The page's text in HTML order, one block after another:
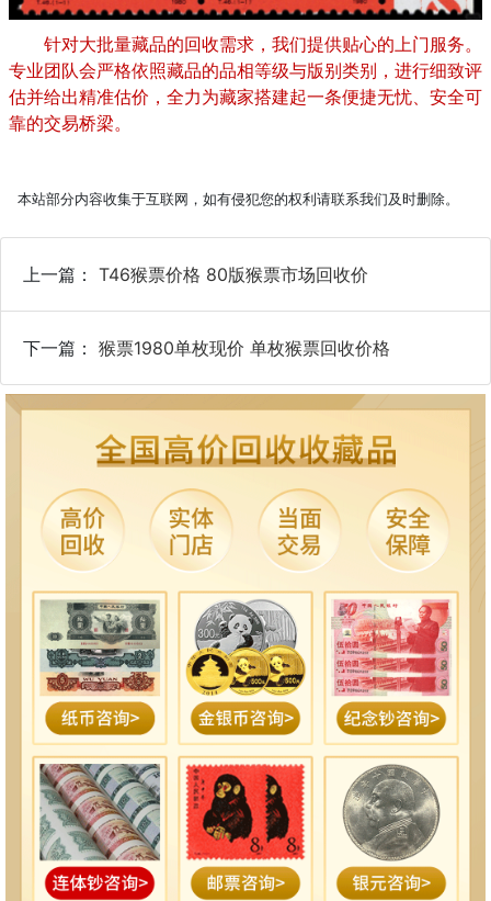
针对大批量藏品的回收需求，我们提供贴心的上门服务。
专业团队会严格依照藏品的品相等级与版别类别，进行细致评
估并给出精准估价，全力为藏家搭建起一条便捷无忧、安全可
靠的交易桥梁。
本站部分内容收集于互联网，如有侵犯您的权利请联系我们及时删除。
上一篇： T46猴票价格 80版猴票市场回收价
下一篇： 猴票1980单枚现价 单枚猴票回收价格